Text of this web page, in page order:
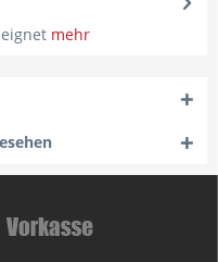
mehr